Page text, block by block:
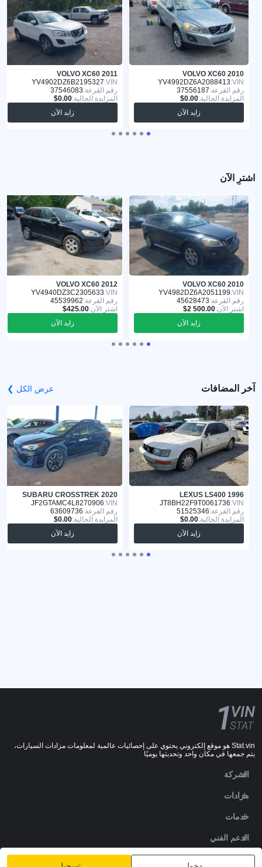
VOLVO XC60 2010
VIN:
YV4992DZ6A2088413
رقم القرعة:37556187
المزايدة الحالية:
زايد الآن
VOLVO XC60 2011
VIN:
YV4902DZ6B2195327
رقم القرعة:37546083
المزايدة الحالية:
زايد الآن
اشترِ الآن
VOLVO XC60 2010
VIN:
YV4982DZ6A2051199
رقم القرعة:45628473
اشترِ الآن:
زايد الآن
VOLVO XC60 2012
VIN:
YV4940DZ3C2305633
رقم القرعة:45539962
اشترِ الآن:
زايد الآن
آخر المضافات عرض الكل ❯
LEXUS LS400 1996
VIN:
JT8BH22F9T0061736
رقم القرعة:51525346
المزايدة الحالية:
زايد الآن
SUBARU CROSSTREK 2020
VIN:
JF2GTAMC4L8270906
رقم القرعة:63609736
المزايدة الحالية:
زايد الآن
Stat.vin هو موقع إلكتروني يحتوي على إحصائيات عالمية لمعلومات مزادات السيارات،
يتم جمعها في مكان واحد وتحديثها يوميًا
الشركة
مزادات
خدمات
الدعم الفني